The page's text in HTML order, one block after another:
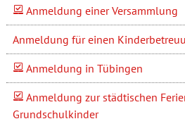
Anmeldung einer Versammlung
Anmeldung für einen
Anmeldung in Tübingen
Anmeldung zur städtischen
Grundschulkinder